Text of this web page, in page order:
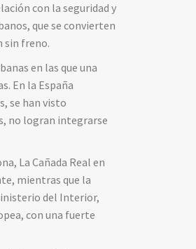
con la seguridad y
que se convierten
sin freno.
en las que una
En la España
se han visto
no logran integrarse
La Cañada Real en
mientras que la
del Interior,
con una fuerte